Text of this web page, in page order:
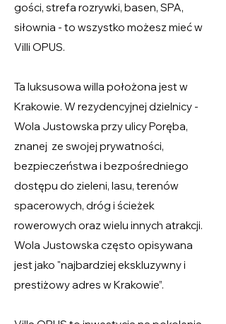
gości, strefa rozrywki, basen, SPA,
siłownia - to wszystko możesz mieć w
Villi OPUS.
Ta luksusowa willa położona jest w
Krakowie. W rezydencyjnej dzielnicy -
Wola Justowska przy ulicy Poręba,
znanej ze swojej prywatności,
bezpieczeństwa i bezpośredniego
dostępu do zieleni, lasu, terenów
spacerowych, dróg i ścieżek
rowerowych oraz wielu innych atrakcji.
Wola Justowska często opisywana
jest jako "najbardziej ekskluzywny i
prestiżowy adres w Krakowie”.